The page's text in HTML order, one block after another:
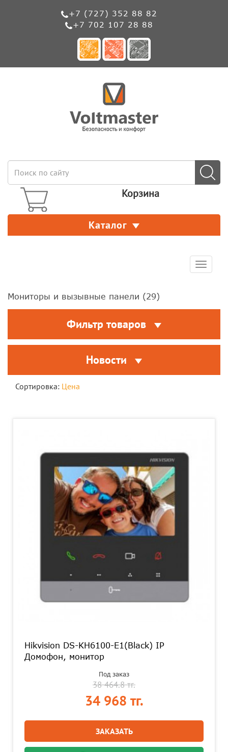
+7 (727) 352 88 82
+7 702 107 28 88
Корзина
Каталог
Toggle
Мониторы и вызывные панели (29)
Фильтр товаров
Новости
Сортировка: Цена
Hikvision DS-KH6100-E1(Black) IP
Домофон, монитор
Под заказ
38 464.8 тг.
34 968 тг.
ЗАКАЗАТЬ